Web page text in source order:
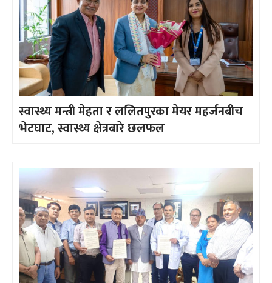
स्वास्थ्य मन्त्री मेहता र ललितपुरका मेयर महर्जनबीच
भेटघाट, स्वास्थ्य क्षेत्रबारे छलफल